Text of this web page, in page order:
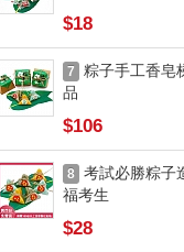
$18
7
粽子手工香皂
品
$106
8 考試必勝粽子
福考生
$28